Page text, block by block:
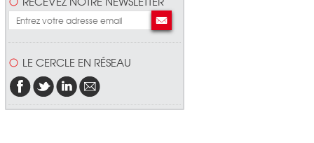
LE CERCLE EN RÉSEAU